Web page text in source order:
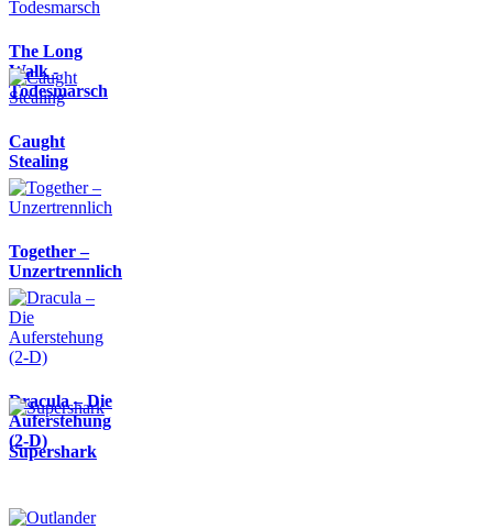
The Long
Walk -
Todesmarsch
Caught
Stealing
Together –
Unzertrennlich
Dracula – Die
Auferstehung
(2-D)
Supershark